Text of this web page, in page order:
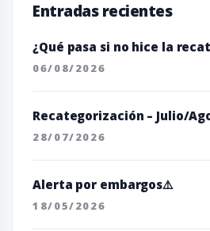
Entradas recientes
¿Qué pasa si no hice la
06/08/2026
Recategorización – Julio/
28/07/2026
Alerta por embargos⚠️
18/05/2026